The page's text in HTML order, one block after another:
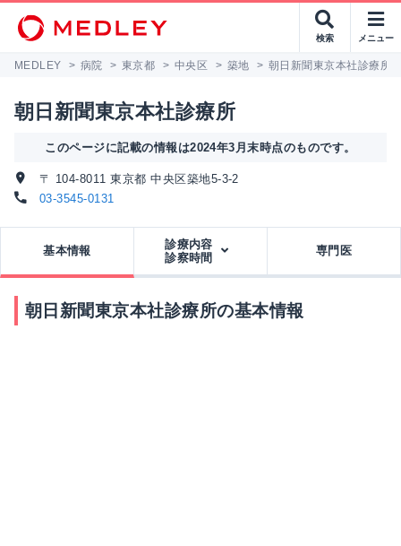
検索 メニュー
MEDLEY > 病院 > 東京都 > 中央区 > 築地 > 朝日新聞東京本社診療所
朝日新聞東京本社診療所
このページに記載の情報は2024年3月末時点のものです。
〒 104-8011 東京都 中央区築地5-3-2
03-3545-0131
基本情報
診療内容
診察時間
専門医
朝日新聞東京本社診療所の基本情報